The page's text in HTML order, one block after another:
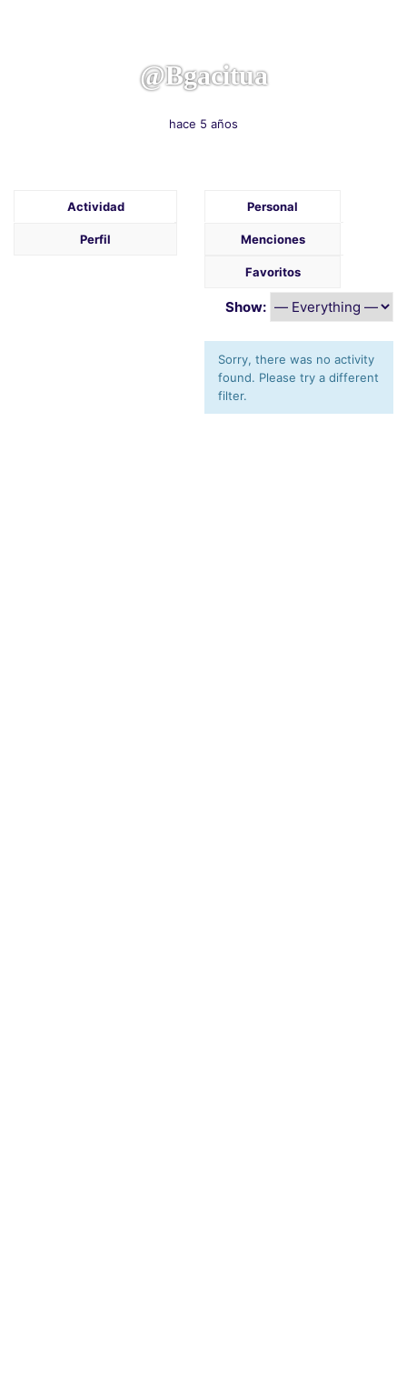
@bgacitua
hace 5 años
Actividad
Perfil
Personal
Menciones
Favoritos
Show:
Sorry, there was no activity
found. Please try a different
filter.